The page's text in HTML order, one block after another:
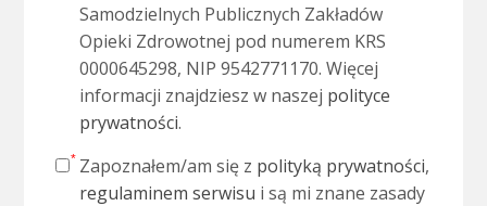
Samodzielnych Publicznych Zakładów
Opieki Zdrowotnej pod numerem KRS
0000645298, NIP 9542771170. Więcej
informacji znajdziesz w naszej polityce
prywatności.
Zapoznałem/am się z polityką prywatności,
regulaminem serwisu i są mi znane zasady